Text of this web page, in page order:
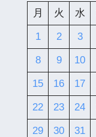
月 火 水
1 2 3
8 9 10
15 16 17
22 23 24
29 30
31